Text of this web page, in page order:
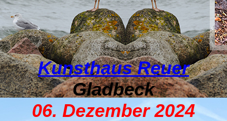
Kunsthaus Reuer
Gladbeck
06. Dezember 2024